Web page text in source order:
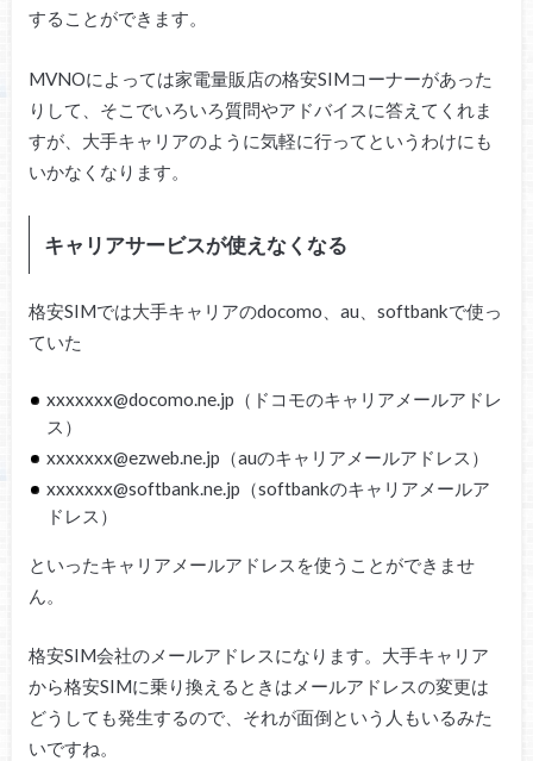
することができます。
MVNOによっては家電量販店の格安SIMコーナーがあった
りして、そこでいろいろ質問やアドバイスに答えてくれま
すが、大手キャリアのように気軽に行ってというわけにも
いかなくなります。
キャリアサービスが使えなくなる
格安SIMでは大手キャリアのdocomo、au、softbankで使っ
ていた
xxxxxxx@docomo.ne.jp（ドコモのキャリアメールアドレ
ス）
xxxxxxx@ezweb.ne.jp（auのキャリアメールアドレス）
xxxxxxx@softbank.ne.jp（softbankのキャリアメールア
ドレス）
といったキャリアメールアドレスを使うことができませ
ん。
格安SIM会社のメールアドレスになります。大手キャリア
から格安SIMに乗り換えるときはメールアドレスの変更は
どうしても発生するので、それが面倒という人もいるみた
いですね。